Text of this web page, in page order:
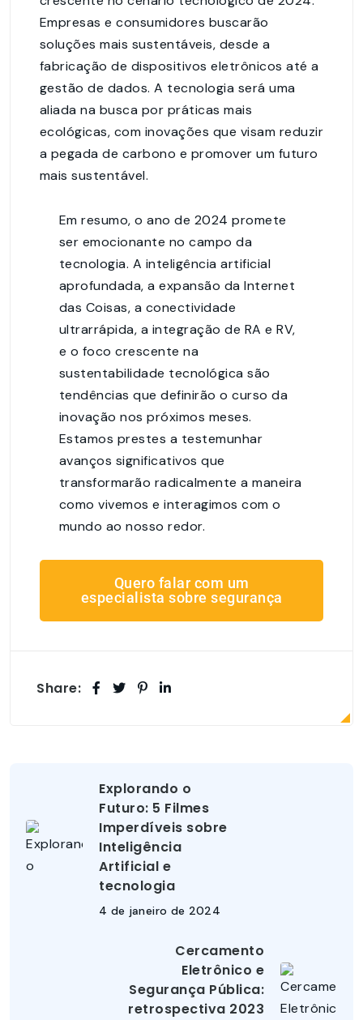
Empresas e consumidores buscarão
soluções mais sustentáveis, desde a
fabricação de dispositivos eletrônicos até a
gestão de dados. A tecnologia será uma
aliada na busca por práticas mais
ecológicas, com inovações que visam reduzir
a pegada de carbono e promover um futuro
mais sustentável.
Em resumo, o ano de 2024 promete
ser emocionante no campo da
tecnologia. A inteligência artificial
aprofundada, a expansão da Internet
das Coisas, a conectividade
ultrarrápida, a integração de RA e RV,
e o foco crescente na
sustentabilidade tecnológica são
tendências que definirão o curso da
inovação nos próximos meses.
Estamos prestes a testemunhar
avanços significativos que
transformarão radicalmente a maneira
como vivemos e interagimos com o
mundo ao nosso redor.
Quero falar com um
especialista sobre segurança
Share:
Explorando o
Futuro: 5 Filmes
Imperdíveis sobre
Inteligência
Artificial e
tecnologia
4 de janeiro de 2024
Cercamento
Eletrônico e
Segurança Pública:
retrospectiva 2023